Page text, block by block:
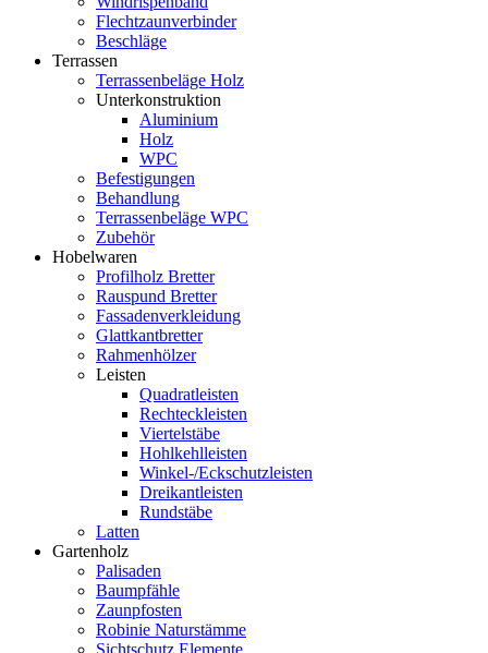
Flechtzaunverbinder
Beschläge
Terrassen
Terrassenbeläge Holz
Unterkonstruktion
Aluminium
Holz
WPC
Befestigungen
Behandlung
Terrassenbeläge WPC
Zubehör
Hobelwaren
Profilholz Bretter
Rauspund Bretter
Fassadenverkleidung
Glattkantbretter
Rahmenhölzer
Leisten
Quadratleisten
Rechteckleisten
Viertelstäbe
Hohlkehlleisten
Winkel-/Eckschutzleisten
Dreikantleisten
Rundstäbe
Latten
Gartenholz
Palisaden
Baumpfähle
Zaunpfosten
Robinie Naturstämme
Sichtschutz Elemente